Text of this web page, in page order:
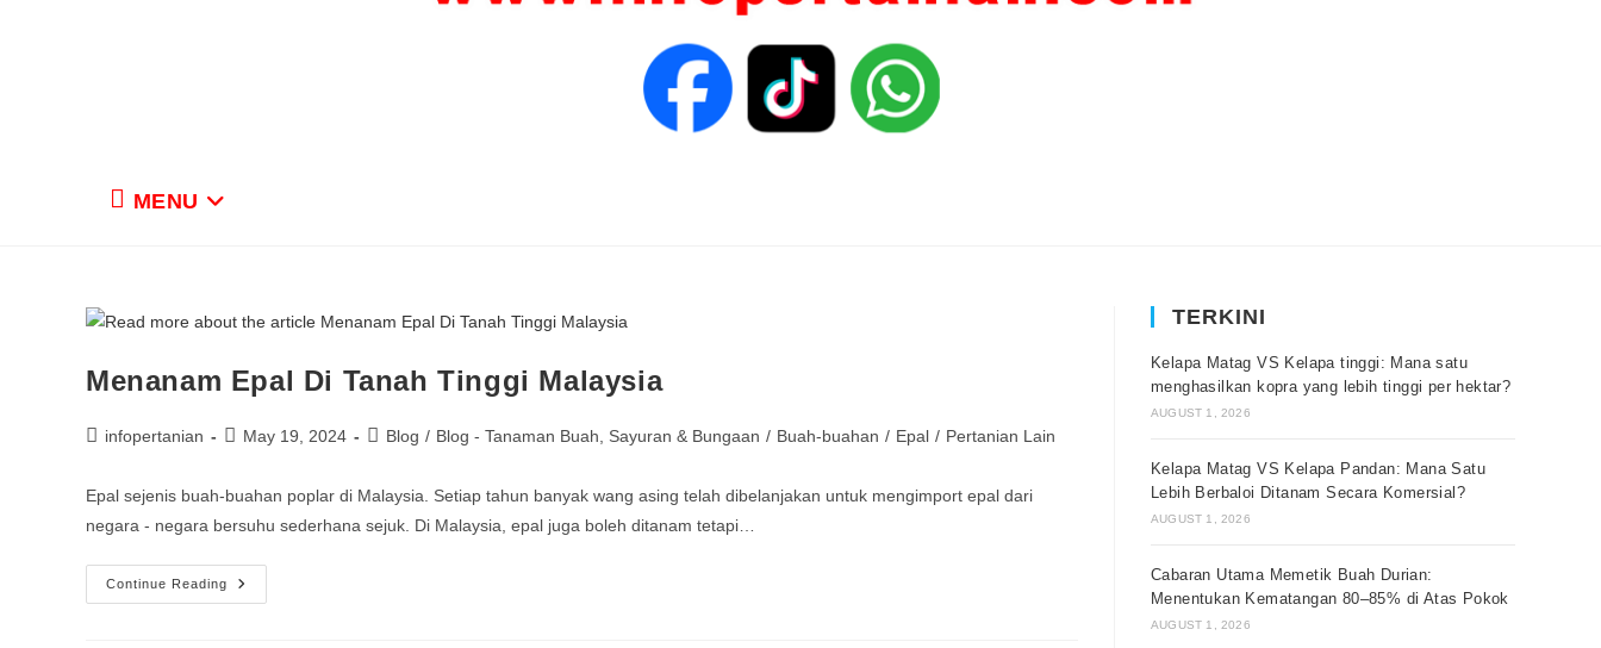
MENU
Menanam Epal Di Tanah Tinggi Malaysia
infopertanian May 19, 2024 Blog / Blog - Tanaman Buah, Sayuran & Bungaan / Buah-buahan / Epal / Pertanian Lain
Epal sejenis buah-buahan poplar di Malaysia. Setiap tahun banyak wang asing telah dibelanjakan untuk mengimport epal dari
negara - negara bersuhu sederhana sejuk. Di Malaysia, epal juga boleh ditanam tetapi…
Continue Reading
TERKINI
Kelapa Matag VS Kelapa tinggi: Mana satu
menghasilkan kopra yang lebih tinggi per hektar?
AUGUST 1, 2026
Kelapa Matag VS Kelapa Pandan: Mana Satu
Lebih Berbaloi Ditanam Secara Komersial?
AUGUST 1, 2026
Cabaran Utama Memetik Buah Durian:
Menentukan Kematangan 80–85% di Atas Pokok
AUGUST 1, 2026